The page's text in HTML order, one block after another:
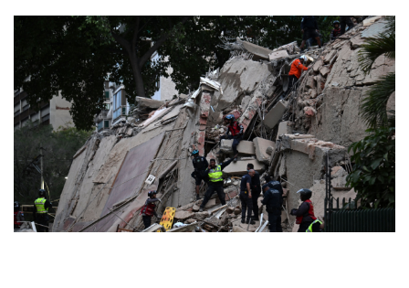
modo claro